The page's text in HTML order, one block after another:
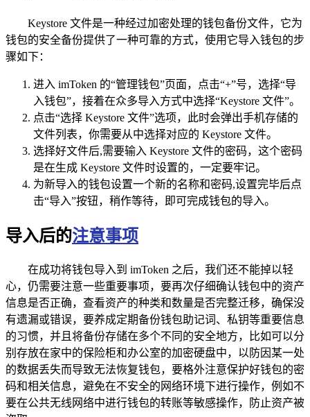
Keystore 文件是一种经过加密处理的钱包备份文件，它为
钱包的安全备份提供了一种可靠的方式，使用它导入钱包的步
骤如下：
进入 imToken 的“管理钱包”页面，点击“+”号，选择“导
入钱包”，接着在众多导入方式中选择“Keystore 文件”。
点击“选择 Keystore 文件”选项，此时会弹出手机存储的
文件列表，你需要从中选择对应的 Keystore 文件。
选择好文件后,需要输入 Keystore 文件的密码，这个密码
是在生成 Keystore 文件时设置的，一定要牢记。
为新导入的钱包设置一个新的名称和密码,设置完毕后点
击“导入”按钮，稍作等待，即可完成钱包的导入。
导入后的注意事项
在成功将钱包导入到 imToken 之后，我们还不能掉以轻
心，仍需要注意一些重要事项，要再次仔细确认钱包中的资产
信息是否正确，查看资产的种类和数量是否完整迁移，确保没
有遗漏或错误，要养成定期备份钱包助记词、私钥等重要信息
的习惯，并且将备份存储在多个不同的安全地方，比如可以分
别存放在家中的保险柜和办公室的加密硬盘中，以防因某一处
的数据丢失而导致无法恢复钱包，要格外注意保护好钱包的密
码和相关信息，避免在不安全的网络环境下进行操作，例如不
要在公共无线网络中进行钱包的转账等敏感操作，防止资产被